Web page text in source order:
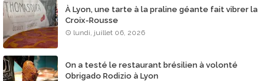
À Lyon, une tarte à la praline géante fait vibrer la
Croix-Rousse
lundi, juillet 06, 2026
On a testé le restaurant brésilien à volonté
Obrigado Rodizio à Lyon